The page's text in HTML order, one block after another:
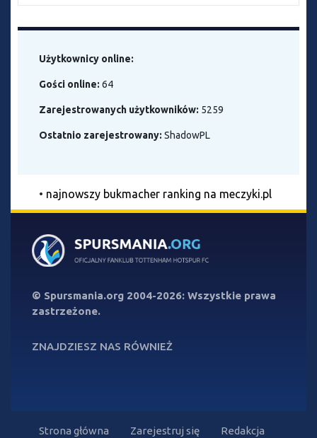
Użytkownicy online:
Gości online: 64
Zarejestrowanych użytkowników: 5259
Ostatnio zarejestrowany: ShadowPL
• najnowszy bukmacher ranking na meczyki.pl
© Spursmania.org 2004-2026: Wszystkie prawa
zastrzeżone.
ZNAJDZIESZ NAS RÓWNIEŻ
Strona główna Zarejestruj się Redakcja